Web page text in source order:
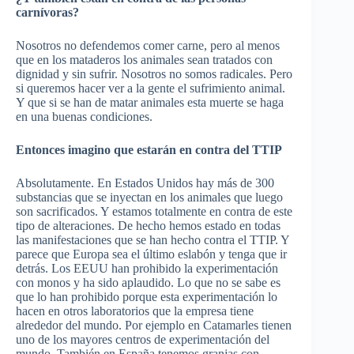
carnívoras?
Nosotros no defendemos comer carne, pero al menos
que en los mataderos los animales sean tratados con
dignidad y sin sufrir. Nosotros no somos radicales. Pero
si queremos hacer ver a la gente el sufrimiento animal.
Y que si se han de matar animales esta muerte se haga
en una buenas condiciones.
Entonces imagino que estarán en contra del TTIP
Absolutamente. En Estados Unidos hay más de 300
substancias que se inyectan en los animales que luego
son sacrificados. Y estamos totalmente en contra de este
tipo de alteraciones. De hecho hemos estado en todas
las manifestaciones que se han hecho contra el TTIP. Y
parece que Europa sea el último eslabón y tenga que ir
detrás. Los EEUU han prohibido la experimentación
con monos y ha sido aplaudido. Lo que no se sabe es
que lo han prohibido porque esta experimentación lo
hacen en otros laboratorios que la empresa tiene
alrededor del mundo. Por ejemplo en Catamarles tienen
uno de los mayores centros de experimentación del